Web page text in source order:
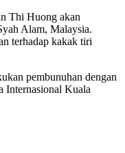
Thi Huong akan
Alam, Malaysia.
terhadap kakak tiri
pembunuhan dengan
Internasional Kuala